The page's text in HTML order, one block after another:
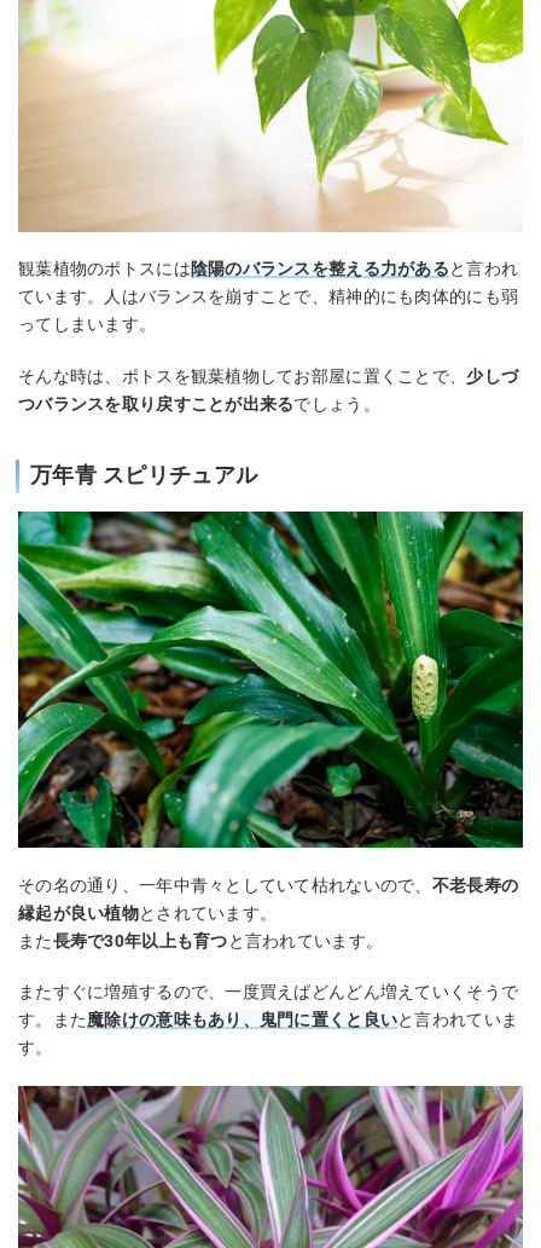
観葉植物のポトスには陰陽のバランスを整える力があると言われ
ています。人はバランスを崩すことで、精神的にも肉体的にも弱
ってしまいます。
そんな時は、ポトスを観葉植物してお部屋に置くことで、 少しづ
つバランスを取り戻すことが出来るでしょう。
万年青 スピリチュアル
その名の通り、一年中青々としていて枯れないので、 不老長寿の
縁起が良い植物とされています。
また長寿で30年以上も育つと言われています。
またすぐに増殖するので、一度買えばどんどん増えていくそうで
す。また魔除けの意味もあり、鬼門に置くと良いと言われていま
す。